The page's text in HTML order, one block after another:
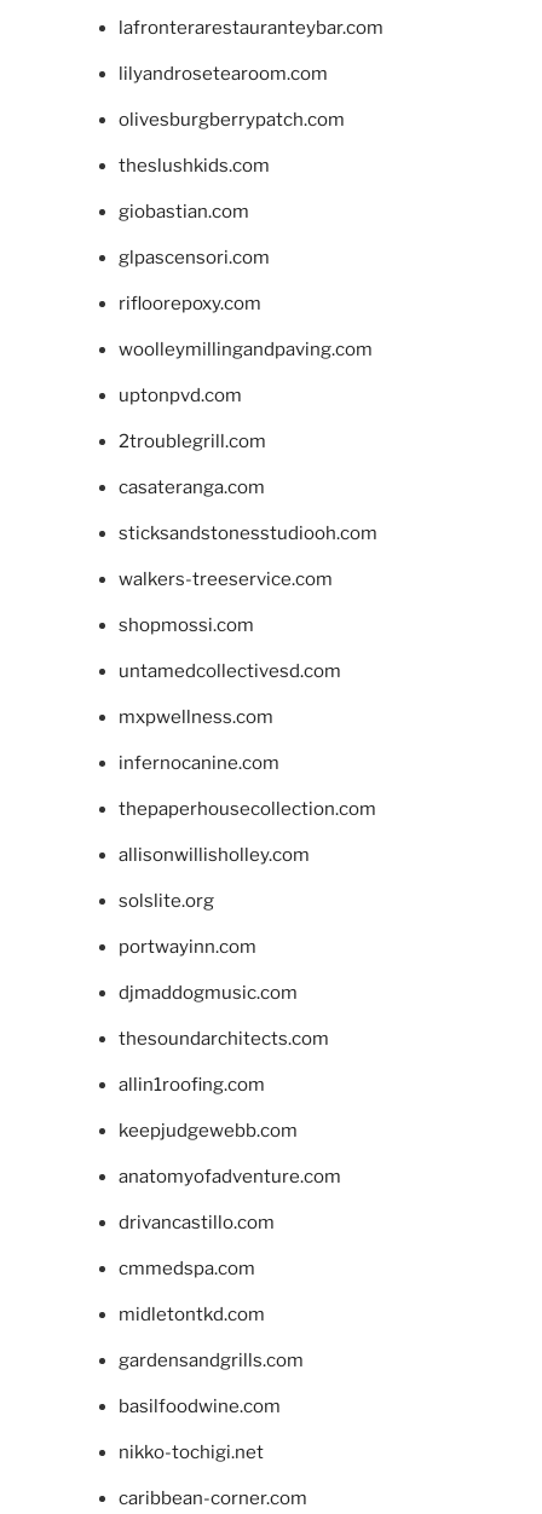
lafronterarestauranteybar.com
lilyandrosetearoom.com
olivesburgberrypatch.com
theslushkids.com
giobastian.com
glpascensori.com
rifloorepoxy.com
woolleymillingandpaving.com
uptonpvd.com
2troublegrill.com
casateranga.com
sticksandstonesstudiooh.com
walkers-treeservice.com
shopmossi.com
untamedcollectivesd.com
mxpwellness.com
infernocanine.com
thepaperhousecollection.com
allisonwillisholley.com
solslite.org
portwayinn.com
djmaddogmusic.com
thesoundarchitects.com
allin1roofing.com
keepjudgewebb.com
anatomyofadventure.com
drivancastillo.com
cmmedspa.com
midletontkd.com
gardensandgrills.com
basilfoodwine.com
nikko-tochigi.net
caribbean-corner.com